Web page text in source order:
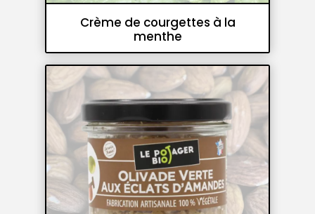
Crème de courgettes à la
menthe
Crèmes de légumes et pesto
Tartinables